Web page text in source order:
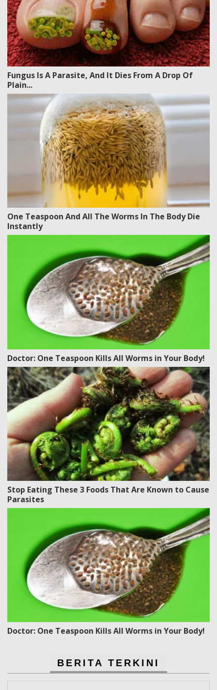
Fungus Is A Parasite, And It Dies From A Drop Of
Plain...
One Teaspoon And All The Worms In The Body Die
Instantly
Doctor: One Teaspoon Kills All Worms in Your Body!
Stop Eating These 3 Foods That Are Known to Cause
Parasites
Doctor: One Teaspoon Kills All Worms in Your Body!
BERITA TERKINI